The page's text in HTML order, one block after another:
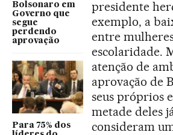
Bolsonaro em
Governo que
segue
perdendo
aprovação
Para 75% dos
presidente
exemplo, a
entre
escolaridade.
atenção de
aprovação de
seus próprios
metade deles
consideram